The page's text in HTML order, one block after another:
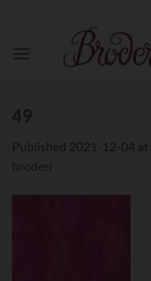
content
49
Published 2021-12-04 at
broderi